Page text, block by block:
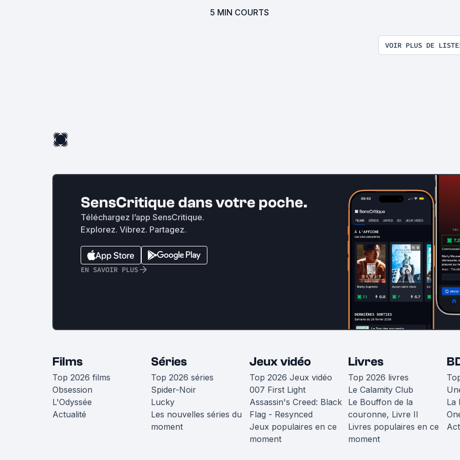
5 MIN COURTS
VOIR PLUS DE
SensCritique dans votre poche.
Téléchargez l’app SensCritique.
Explorez. Vibrez. Partagez.
EN SAVOIR PLUS
Films
Top 2026 films
Obsession
L'Odyssée
Actualité
Séries
Top 2026 séries
Spider-Noir
Lucky
Les nouvelles séries du
moment
Jeux vidéo
Top 2026 Jeux vidéo
007 First Light
Assassin's Creed: Black
Flag - Resynced
Jeux populaires en ce
moment
Livres
Top 2026 livres
Le Calamity Club
Le Bouffon de la
couronne, Livre II
Livres populaires en ce
moment
La